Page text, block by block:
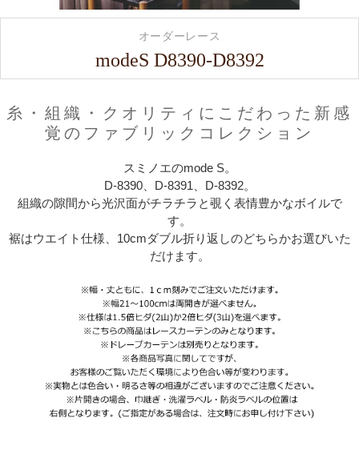
糸・組織・クオリティにこだわった新感
覚のファブリックコレクション
オーダーレース
modeS D8390-D8392
スミノエのmode S。
D-8390、D-8391、D-8392。
組織の隙間から光沢面がチラチラと覗く表情豊かなボイルで
す。
裾はウエイト仕様、10cmダブル折り返しのどちらかお選びいた
だけます。